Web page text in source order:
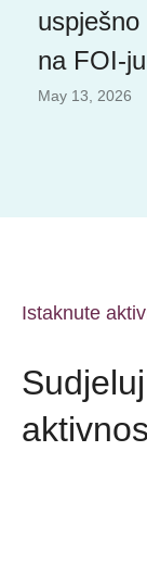
na FOI-ju
May 13, 2026
Istaknute